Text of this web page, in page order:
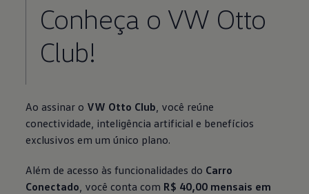
Conheça o VW Otto
Club!
Ao assinar o VW Otto Club , você reúne
conectividade, inteligência artificial e benefícios
exclusivos em um único plano.
Além de acesso às funcionalidades do Carro
Conectado , você conta com R$ 40,00 mensais em